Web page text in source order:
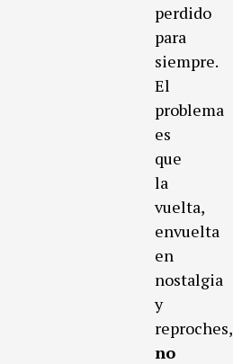
perdido
para
siempre.
El
problema
es
que
la
vuelta,
envuelta
en
nostalgia
y
reproches,
no